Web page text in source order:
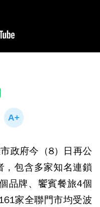
政府今（8）日再公
包含多家知名連鎖
品牌、饗賓餐旅4個
家全聯門市均受波